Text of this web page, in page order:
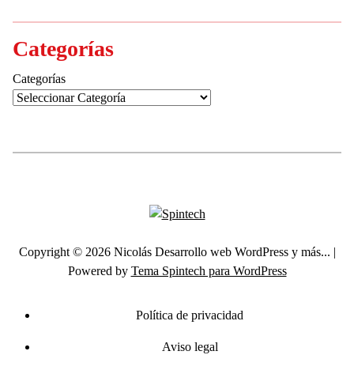
Categorías
Categorías
Copyright © 2026 Nicolás Desarrollo web WordPress y más... |
Powered by Tema Spintech para WordPress
Política de privacidad
Aviso legal